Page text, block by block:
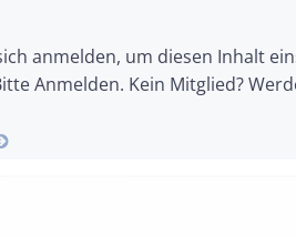
anmelden, um diesen Inhalt
Anmelden. Kein Mitglied?